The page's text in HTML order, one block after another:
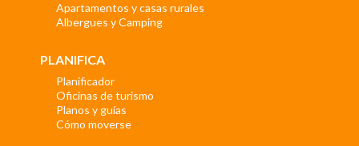
Apartamentos y casas rurales
Albergues y Camping
PLANIFICA
Planificador
Oficinas de turismo
Planos y guías
Cómo moverse